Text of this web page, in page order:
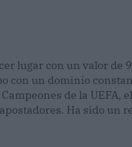
lugar con un valor de
con un dominio
de la UEFA,
Ha sido un